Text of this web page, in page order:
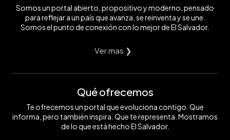
Somos un portal abierto, propositivo y moderno, pensado
para reflejar a un país que avanza, se reinventa y se une.
Somos el punto de conexión con lo mejor de El Salvador.
Ver mas ❯
Qué ofrecemos
Te ofrecemos un portal que evoluciona contigo. Que
informa, pero también inspira. Que te representa. Mostramos
de lo que está hecho El Salvador.